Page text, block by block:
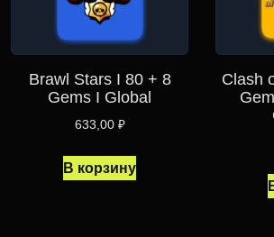
Brawl Stars I 80 + 8
Gems I Global
633,00 ₽
В корзину
Clash